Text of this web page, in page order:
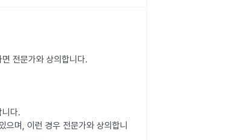
전문가와 상의합니다.
다.
으며, 이런 경우 전문가와 상의합니